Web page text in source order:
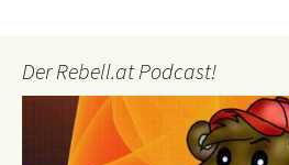
Der Rebell.at Podcast!